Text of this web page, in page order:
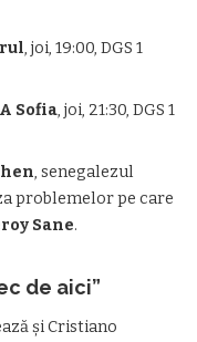
, joi, 19:00, DGS 1
Sofia, joi, 21:30, DGS 1
, senegalezul
problemelor pe care
Sane.
de aici”
și Cristiano